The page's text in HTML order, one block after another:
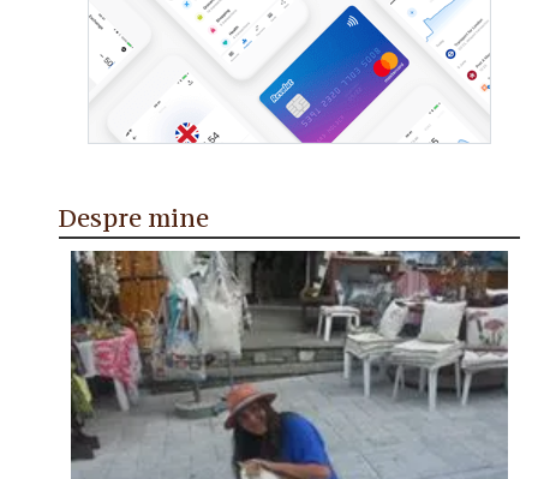
Despre mine